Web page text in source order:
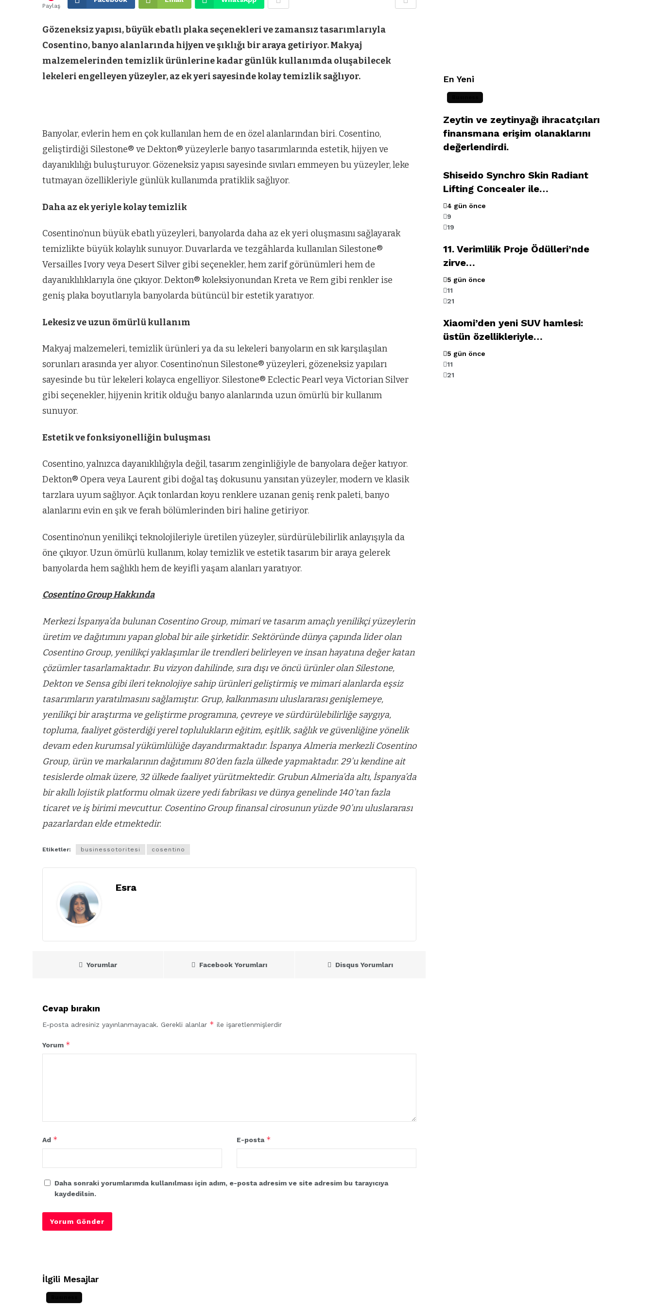
Paylaş
Gözeneksiz yapısı, büyük ebatlı plaka seçenekleri ve zamansız tasarımlarıyla
Cosentino, banyo alanlarında hijyen ve şıklığı bir araya getiriyor. Makyaj
malzemelerinden temizlik ürünlerine kadar günlük kullanımda oluşabilecek
lekeleri engelleyen yüzeyler, az ek yeri sayesinde kolay temizlik sağlıyor.
Banyolar, evlerin hem en çok kullanılan hem de en özel alanlarından biri. Cosentino,
geliştirdiği Silestone® ve Dekton® yüzeylerle banyo tasarımlarında estetik, hijyen ve
dayanıklılığı buluşturuyor. Gözeneksiz yapısı sayesinde sıvıları emmeyen bu yüzeyler, leke
tutmayan özellikleriyle günlük kullanımda pratiklik sağlıyor.
Daha az ek yeriyle kolay temizlik
Cosentino’nun büyük ebatlı yüzeyleri, banyolarda daha az ek yeri oluşmasını sağlayarak
temizlikte büyük kolaylık sunuyor. Duvarlarda ve tezgâhlarda kullanılan Silestone®
Versailles Ivory veya Desert Silver gibi seçenekler, hem zarif görünümleri hem de
dayanıklılıklarıyla öne çıkıyor. Dekton® koleksiyonundan Kreta ve Rem gibi renkler ise
geniş plaka boyutlarıyla banyolarda bütüncül bir estetik yaratıyor.
Lekesiz ve uzun ömürlü kullanım
Makyaj malzemeleri, temizlik ürünleri ya da su lekeleri banyoların en sık karşılaşılan
sorunları arasında yer alıyor. Cosentino’nun Silestone® yüzeyleri, gözeneksiz yapıları
sayesinde bu tür lekeleri kolayca engelliyor. Silestone® Eclectic Pearl veya Victorian Silver
gibi seçenekler, hijyenin kritik olduğu banyo alanlarında uzun ömürlü bir kullanım
sunuyor.
Estetik ve fonksiyonelliğin buluşması
Cosentino, yalnızca dayanıklılığıyla değil, tasarım zenginliğiyle de banyolara değer katıyor.
Dekton® Opera veya Laurent gibi doğal taş dokusunu yansıtan yüzeyler, modern ve klasik
tarzlara uyum sağlıyor. Açık tonlardan koyu renklere uzanan geniş renk paleti, banyo
alanlarını evin en şık ve ferah bölümlerinden biri haline getiriyor.
Cosentino’nun yenilikçi teknolojileriyle üretilen yüzeyler, sürdürülebilirlik anlayışıyla da
öne çıkıyor. Uzun ömürlü kullanım, kolay temizlik ve estetik tasarım bir araya gelerek
banyolarda hem sağlıklı hem de keyifli yaşam alanları yaratıyor.
Cosentino Group Hakkında
Merkezi İspanya’da bulunan Cosentino Group, mimari ve tasarım amaçlı yenilikçi yüzeylerin
üretim ve dağıtımını yapan global bir aile şirketidir. Sektöründe dünya çapında lider olan
Cosentino Group, yenilikçi yaklaşımlar ile trendleri belirleyen ve insan hayatına değer katan
çözümler tasarlamaktadır. Bu vizyon dahilinde, sıra dışı ve öncü ürünler olan Silestone,
Dekton ve Sensa gibi ileri teknolojiye sahip ürünleri geliştirmiş ve mimari alanlarda eşsiz
tasarımların yaratılmasını sağlamıştır. Grup, kalkınmasını uluslararası genişlemeye,
yenilikçi bir araştırma ve geliştirme programına, çevreye ve sürdürülebilirliğe saygıya,
topluma, faaliyet gösterdiği yerel toplulukların eğitim, eşitlik, sağlık ve güvenliğine yönelik
devam eden kurumsal yükümlülüğe dayandırmaktadır. İspanya Almeria merkezli Cosentino
Group, ürün ve markalarının dağıtımını 80’den fazla ülkede yapmaktadır. 29’u kendine ait
tesislerde olmak üzere, 32 ülkede faaliyet yürütmektedir. Grubun Almeria’da altı, İspanya’da
bir akıllı lojistik platformu olmak üzere yedi fabrikası ve dünya genelinde 140’tan fazla
ticaret ve iş birimi mevcuttur. Cosentino Group finansal cirosunun yüzde 90’ını uluslararası
pazarlardan elde etmektedir.
Etiketler: businessotoritesi cosentino
Esra
Yorumlar Facebook Yorumları Disqus Yorumları
Cevap bırakın
E-posta adresiniz yayınlanmayacak. Gerekli alanlar * ile işaretlenmişlerdir
Yorum *
Ad * E-posta *
Daha sonraki yorumlarımda kullanılması için adım, e-posta adresim ve site adresim bu tarayıcıya
kaydedilsin.
En Yeni
Zeytin ve zeytinyağı ihracatçıları
finansmana erişim olanaklarını
değerlendirdi.
Shiseido Synchro Skin Radiant
Lifting Concealer ile…
4 gün önce
9
19
11. Verimlilik Proje Ödülleri’nde
zirve…
5 gün önce
11
21
Xiaomi’den yeni SUV hamlesi:
üstün özellikleriyle…
5 gün önce
11
21
İlgili Mesajlar